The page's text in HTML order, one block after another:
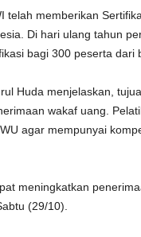
telah memberikan
Di hari ulang tahun
bagi 300 peserta dari
Huda menjelaskan,
wakaf uang.
agar mempunyai
meningkatkan
(29/10).